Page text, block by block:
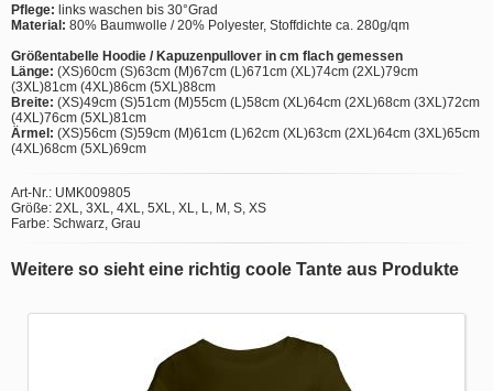
Pflege: links waschen bis 30°Grad
Material: 80% Baumwolle / 20% Polyester, Stoffdichte ca. 280g/qm
Größentabelle Hoodie / Kapuzenpullover in cm flach gemessen
Länge: (XS)60cm (S)63cm (M)67cm (L)671cm (XL)74cm (2XL)79cm
(3XL)81cm (4XL)86cm (5XL)88cm
Breite: (XS)49cm (S)51cm (M)55cm (L)58cm (XL)64cm (2XL)68cm (3XL)72cm
(4XL)76cm (5XL)81cm
Ärmel: (XS)56cm (S)59cm (M)61cm (L)62cm (XL)63cm (2XL)64cm (3XL)65cm
(4XL)68cm (5XL)69cm
Art-Nr.: UMK009805
Größe: 2XL, 3XL, 4XL, 5XL, XL, L, M, S, XS
Farbe: Schwarz, Grau
Weitere so sieht eine richtig coole Tante aus Produkte